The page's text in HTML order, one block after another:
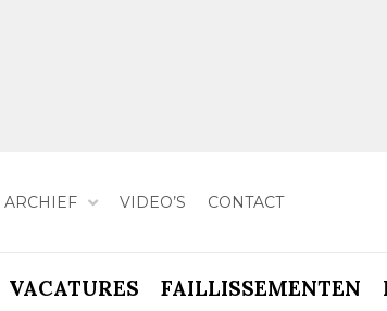
ARCHIEF VIDEO’S CONTACT
VACATURES FAILLISSEMENTEN